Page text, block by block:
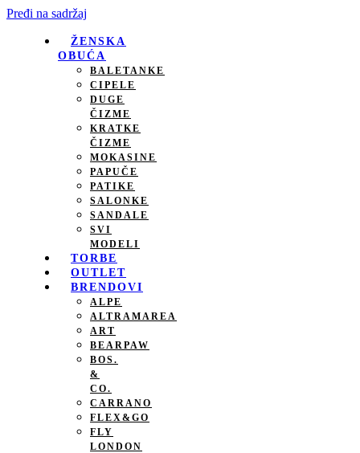
Pređi na sadržaj
ŽENSKA
OBUĆA
BALETANKE
CIPELE
DUGE
ČIZME
KRATKE
ČIZME
MOKASINE
PAPUČE
PATIKE
SALONKE
SANDALE
SVI
MODELI
TORBE
OUTLET
BRENDOVI
ALPE
ALTRAMAREA
ART
BEARPAW
BOS.
&
CO.
CARRANO
FLEX&GO
FLY
LONDON